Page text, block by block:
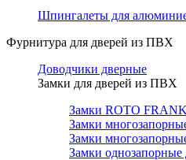
Шпингалеты для
Фурнитура для дверей из ПВХ
Доводчики дверные
Замки для дверей из ПВХ
Замки ROTO
Замки
Замки
Замки